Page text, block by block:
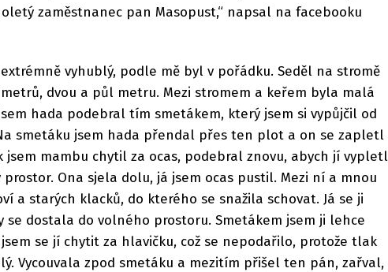
zaměstnanec pan Masopust,“ napsal na facebooku
vyhublý, podle mě byl v pořádku. Seděl na stromě
metrů, dvou a půl metru. Mezi stromem a keřem byla malá
hada podebral tím smetákem, který jsem si vypůjčil od
smetáku jsem hada přendal přes ten plot a on se zapletl
jsem mambu chytil za ocas, podebral znovu, abych jí vypletl
Ona sjela dolu, já jsem ocas pustil. Mezi ní a mnou
a starých klacků, do kterého se snažila schovat. Já se ji
se dostala do volného prostoru. Smetákem jsem ji lehce
se jí chytit za hlavičku, což se nepodařilo, protože tlak
Vycouvala zpod smetáku a mezitím přišel ten pán, zařval,